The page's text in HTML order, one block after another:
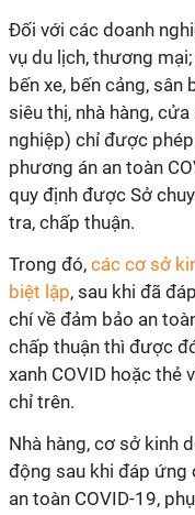
Đối với các doanh
vụ du lịch, thương
bến xe, bến cảng,
siêu thị, nhà hàng,
nghiệp) chỉ được
phương án an toàn
quy định được Sở
tra, chấp thuận.
Trong đó, các cơ sở
biệt lập, sau khi đã
chí về đảm bảo an
chấp thuận thì được
xanh COVID hoặc thẻ
chỉ trên.
Nhà hàng, cơ sở kinh
động sau khi đáp ứng
an toàn COVID-19,